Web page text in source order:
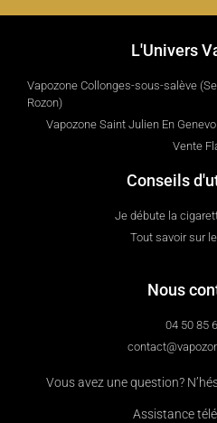
L'Univers
Vapozone Collonges-sous-salève
Rozon)
Vapozone Saint Julien En
Vente
Conseils
Je débute la
Tout savoir sur
Nous
04 50 85
Vous avez une question?
Assistance